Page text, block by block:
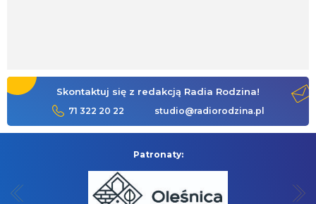
Skontaktuj się z redakcją Radia Rodzina!
71 322 20 22 studio@radiorodzina.pl
Patronaty: